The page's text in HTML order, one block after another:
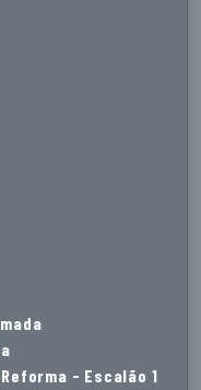
- Escalão 1